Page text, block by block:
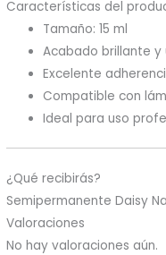
Características del
Tamaño: 15 ml
Acabado brillante y
Excelente
Compatible con
Ideal para uso
¿Qué recibirás?
Semipermanente Daisy
Valoraciones
No hay valoraciones aún.